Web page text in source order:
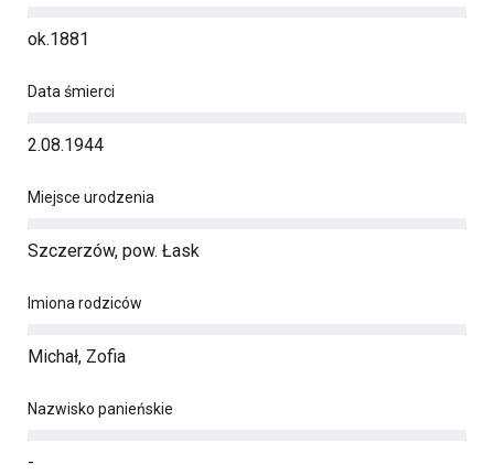
ok.1881
Data śmierci
2.08.1944
Miejsce urodzenia
Szczerzów, pow. Łask
Imiona rodziców
Michał, Zofia
Nazwisko panieńskie
-